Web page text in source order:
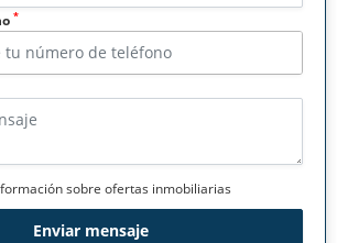
*
sobre ofertas inmobiliarias
Enviar mensaje